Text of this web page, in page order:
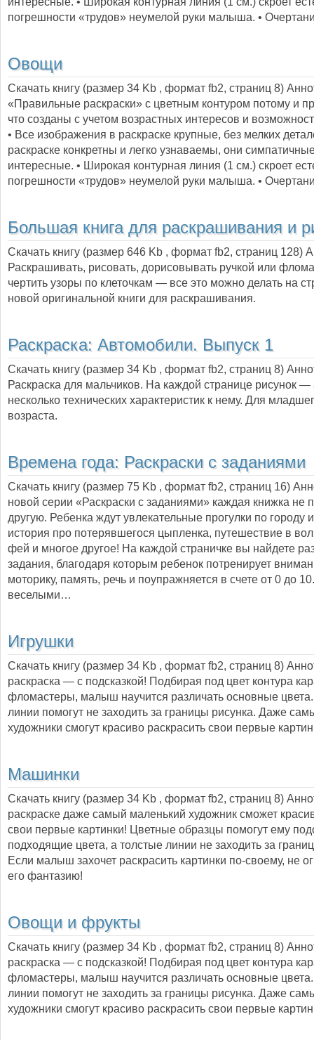
погрешности «трудов» неумелой руки малыша. •
Овощи
Скачать книгу (размер 34 Kb , формат fb2, страниц 8)
«Правильные раскраски» с цветным контуром потому и
что созданы с учетом возрастных интересов и
• Все изображения в раскраске крупные, без мелких
раскраске конкретны и легко узнаваемы, они
интересные. • Широкая контурная линия (1 см.) скроет
погрешности «трудов» неумелой руки малыша. •
Большая книга для раскрашивания и
Скачать книгу (размер 646 Kb , формат fb2, страниц 128)
Раскрашивать, рисовать, дорисовывать ручкой или
чертить узоры по клеточкам — все это можно делать на
новой оригинальной книги для раскрашивания.
Раскраска: Автомобили. Выпуск 1
Скачать книгу (размер 34 Kb , формат fb2, страниц 8)
Раскраска для мальчиков. На каждой странице рисунок
несколько технических характеристик к нему. Для
возраста.
Времена года: Раскраски с заданиями
Скачать книгу (размер 75 Kb , формат fb2, страниц 16)
новой серии «Раскраски с заданиями» каждая книжка не
другую. Ребенка ждут увлекательные прогулки по городу
история про потерявшегося цыпленка, путешествие в
фей и многое другое! На каждой страничке вы найдете
задания, благодаря которым ребенок потренирует
моторику, память, речь и поупражняется в счете от 0 до
веселыми…
Игрушки
Скачать книгу (размер 34 Kb , формат fb2, страниц 8)
раскраска — с подсказкой! Подбирая под цвет контура
фломастеры, малыш научится различать основные
линии помогут не заходить за границы рисунка. Даже
художники смогут красиво раскрасить свои первые
Машинки
Скачать книгу (размер 34 Kb , формат fb2, страниц 8)
раскраске даже самый маленький художник сможет
свои первые картинки! Цветные образцы помогут ему
подходящие цвета, а толстые линии не заходить за
Если малыш захочет раскрасить картинки по-своему, не
его фантазию!
Овощи и фрукты
Скачать книгу (размер 34 Kb , формат fb2, страниц 8)
раскраска — с подсказкой! Подбирая под цвет контура
фломастеры, малыш научится различать основные
линии помогут не заходить за границы рисунка. Даже
художники смогут красиво раскрасить свои первые